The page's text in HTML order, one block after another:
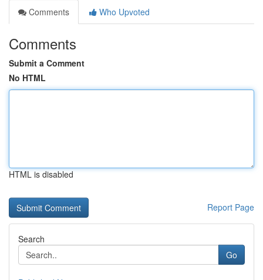
Comments
Who Upvoted
Comments
Submit a Comment
No HTML
HTML is disabled
Report Page
Search
Go